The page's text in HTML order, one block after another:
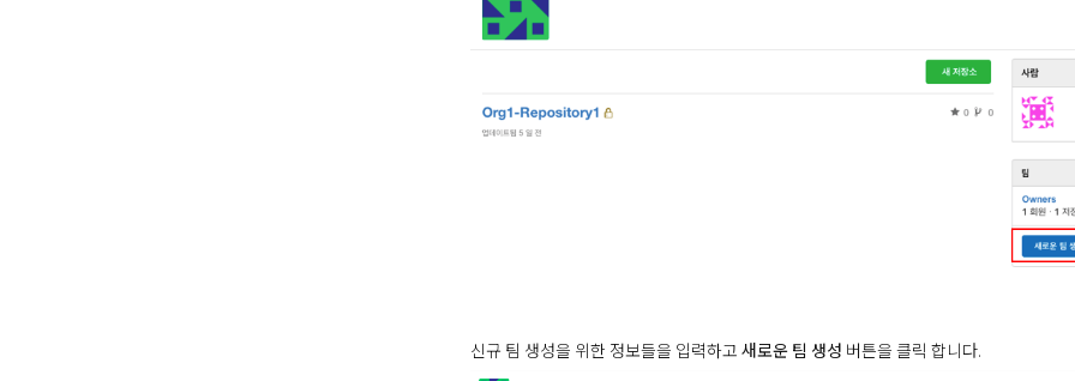
신규 팀 생성을 위한 정보들을 입력하고 새로운 팀 생성 버튼을 클릭 합니다.